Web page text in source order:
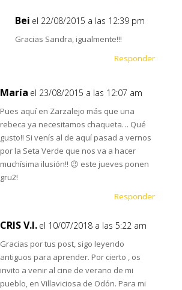
Bei el 22/08/2015 a las 12:39 pm
Gracias Sandra, igualmente!!!
Responder
María el 23/08/2015 a las 12:07 am
Pues aquí en Zarzalejo más que una
rebeca ya necesitamos chaqueta… Qué
gusto!! Si venís al de aquí pasad a vernos
por la Seta Verde que nos va a hacer
muchísima ilusión!! 😉 este jueves ponen
gru2!
Responder
CRIS V.I. el 10/07/2018 a las 5:22 am
Gracias por tus post, sigo leyendo
antiguos para aprender. Por cierto , os
invito a venir al cine de verano de mi
pueblo, en Villaviciosa de Odón. Para mi